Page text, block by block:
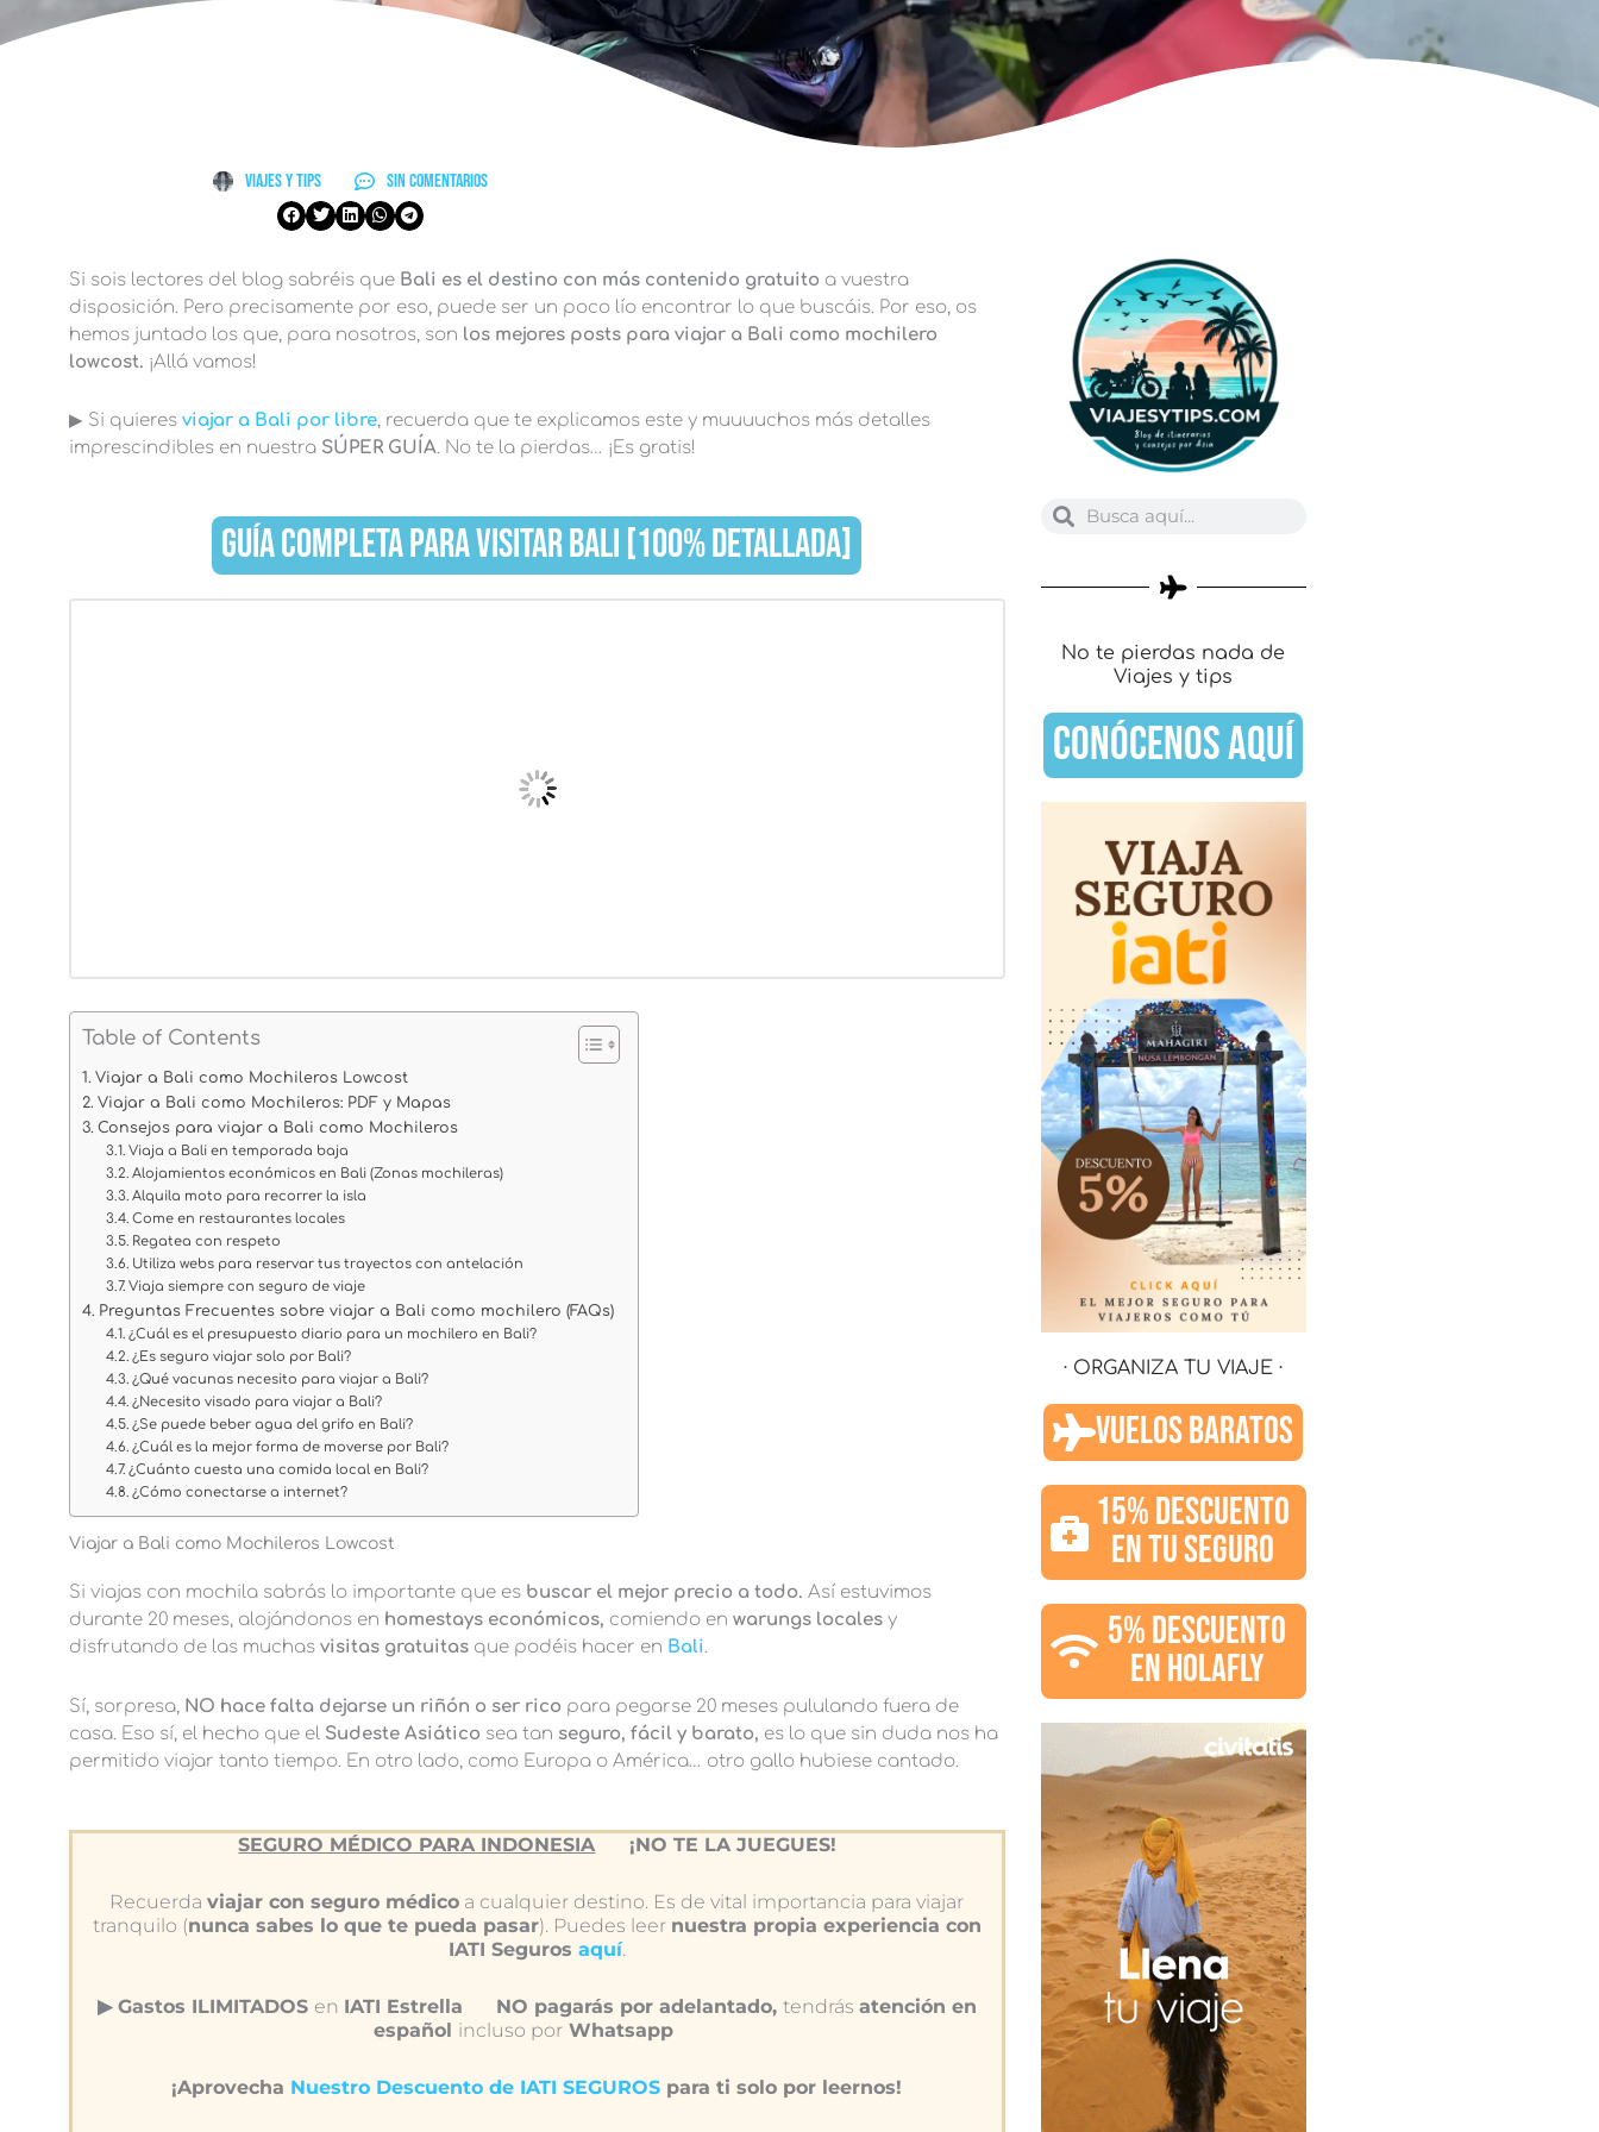
Viajes y Tips Sin comentarios
Si sois lectores del blog sabréis que Bali es el destino con más contenido gratuito a vuestra
disposición. Pero precisamente por eso, puede ser un poco lío encontrar lo que buscáis. Por eso, os
hemos juntado los que, para nosotros, son los mejores posts para viajar a Bali como mochilero
lowcost. ¡Allá vamos!
▶︎ Si quieres viajar a Bali por libre, recuerda que te explicamos este y muuuuchos más detalles
imprescindibles en nuestra SÚPER GUÍA. No te la pierdas… ¡Es gratis!
GUÍA COMPLETA PARA VISITAR BALI [100% DETALLADA]
Table of Contents
Viajar a Bali como Mochileros Lowcost
Viajar a Bali como Mochileros: PDF y Mapas
Consejos para viajar a Bali como Mochileros
Viaja a Bali en temporada baja
Alojamientos económicos en Bali (Zonas mochileras)
Alquila moto para recorrer la isla
Come en restaurantes locales
Regatea con respeto
Utiliza webs para reservar tus trayectos con antelación
Viaja siempre con seguro de viaje
Preguntas Frecuentes sobre viajar a Bali como mochilero (FAQs)
¿Cuál es el presupuesto diario para un mochilero en Bali?
¿Es seguro viajar solo por Bali?
¿Qué vacunas necesito para viajar a Bali?
¿Necesito visado para viajar a Bali?
¿Se puede beber agua del grifo en Bali?
¿Cuál es la mejor forma de moverse por Bali?
¿Cuánto cuesta una comida local en Bali?
¿Cómo conectarse a internet?
Viajar a Bali como Mochileros Lowcost
Si viajas con mochila sabrás lo importante que es buscar el mejor precio a todo. Así estuvimos
durante 20 meses, alojándonos en homestays económicos, comiendo en warungs localesy
disfrutando de las muchas visitas gratuitasque podéis hacer en Bali.
Sí, sorpresa, NO hace falta dejarse un riñón o ser rico para pegarse 20 meses pululando fuera de
casa. Eso sí, el hecho que el Sudeste Asiático sea tan seguro, fácil y barato, es lo que sin duda nos ha
permitido viajar tanto tiempo. En otro lado, como Europa o América… otro gallo hubiese cantado.
SEGURO MÉDICO PARA INDONESIA ¡NO TE LA JUEGUES!
Recuerdaviajar con seguro médico a cualquier destino. Es de vital importancia para viajar
tranquilo (nunca sabes lo que te pueda pasar). Puedes leer nuestra propia experiencia con
IATI Seguros aquí.
▶︎ Gastos ILIMITADOS en IATI Estrella NO pagarás por adelantado, tendrás atención en
español incluso porWhatsapp
¡Aprovecha Nuestro Descuento de IATI SEGUROSpara ti solo por leernos!
BuscarBuscar
No te pierdas nada de
Viajes y tips
CONÓCENOS AQUÍ
· ORGANIZA TU VIAJE ·
VUELOS BARATOS
15% DESCUENTO
EN TU SEGURO
5% DESCUENTO
EN HOLAFLY